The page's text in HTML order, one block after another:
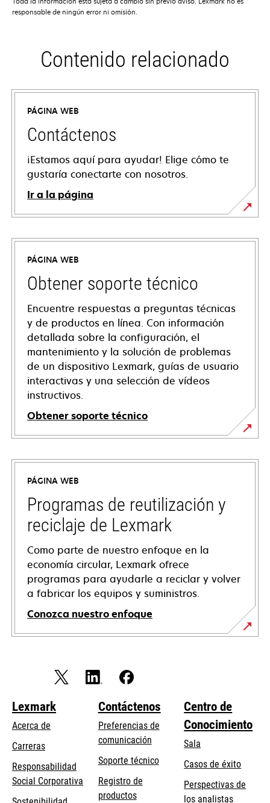
responsable de ningún error ni omisión.
Contenido relacionado
PÁGINA WEB
Contáctenos
¡Estamos aquí para ayudar! Elige cómo te
gustaría conectarte con nosotros.
Ir a la página
PÁGINA WEB
Obtener soporte técnico
Encuentre respuestas a preguntas técnicas
y de productos en línea. Con información
detallada sobre la configuración, el
mantenimiento y la solución de problemas
de un dispositivo Lexmark, guías de usuario
interactivas y una selección de vídeos
instructivos.
Obtener soporte técnico
se
abre
una
pestaña
nueva
PÁGINA WEB
Programas de reutilización y
reciclaje de Lexmark
Como parte de nuestro enfoque en la
economía circular, Lexmark ofrece
programas para ayudarle a reciclar y volver
a fabricar los equipos y suministros.
Conozca nuestro enfoque
Lexmark
Acerca de
Carreras
Responsabilidad
Social Corporativa
abre
Contáctenos
Preferencias de
comunicación
Soporte técnicose
Registro de
productos
Centro de
Conocimiento
Sala
Casos de éxito
Perspectivas de
los analistas